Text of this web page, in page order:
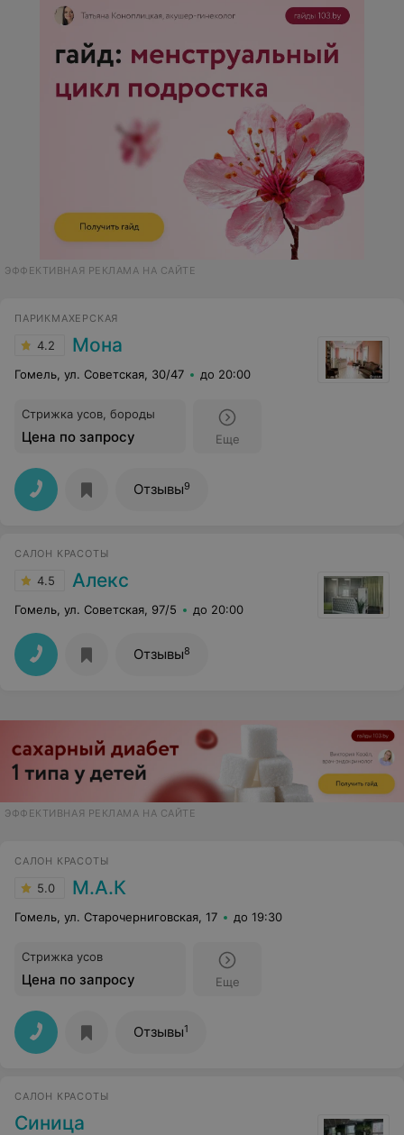
ЭФФЕКТИВНАЯ РЕКЛАМА НА САЙТЕ
ПАРИКМАХЕРСКАЯ
4.2 Мона
Гомель, ул. Советская, 30/47 до 20:00
Стрижка усов, бороды
Цена по запросу Еще
Отзывы9
САЛОН КРАСОТЫ
4.5 Алекс
Гомель, ул. Советская, 97/5 до 20:00
Отзывы8
ЭФФЕКТИВНАЯ РЕКЛАМА НА САЙТЕ
САЛОН КРАСОТЫ
5.0 М.А.К
Гомель, ул. Старочерниговская, 17 до 19:30
Стрижка усов
Цена по запросу Еще
Отзывы1
САЛОН КРАСОТЫ
Синица